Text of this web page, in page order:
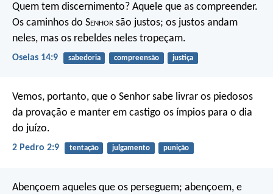
Quem tem discernimento? Aquele que as compreender.
Os caminhos do Senhor são justos; os justos andam
neles, mas os rebeldes neles tropeçam.
Oseias 14:9 sabedoria compreensão justiça
Vemos, portanto, que o Senhor sabe livrar os piedosos
da provação e manter em castigo os ímpios para o dia
do juízo.
2 Pedro 2:9 tentação julgamento punição
Abençoem aqueles que os perseguem; abençoem, e